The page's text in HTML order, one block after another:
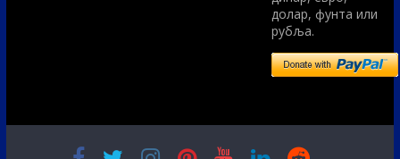
долар, фунта или
рубља.